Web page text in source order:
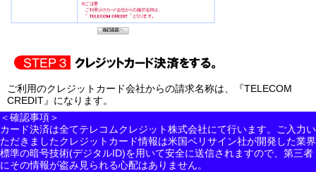
ご利用のクレジットカード会社からの請求名称は、『TELECOM
CREDIT』になります。
＜確認事項＞
カード決済は全てテレコムクレジット株式会社にて行います。ご入力い
ただきましたクレジットカード情報は米国ベリサイン社が開発した業界
標準の暗号技術(デジタルID)を用いて安全に送信されますので、第三者
にその情報が盗み見られる心配はありません。